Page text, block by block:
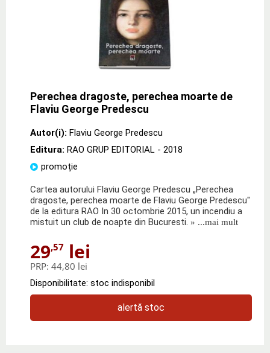
Perechea dragoste, perechea moarte de
Flaviu George Predescu
Autor(i): Flaviu George Predescu
Editura: RAO GRUP EDITORIAL - 2018
promoție
Cartea autorului Flaviu George Predescu „Perechea
dragoste, perechea moarte de Flaviu George Predescu"
de la editura RAO In 30 octombrie 2015, un incendiu a
mistuit un club de noapte din Bucuresti. » ...mai mult
29,57 lei
PRP: 44,80 lei
Disponibilitate: stoc indisponibil
alertă stoc